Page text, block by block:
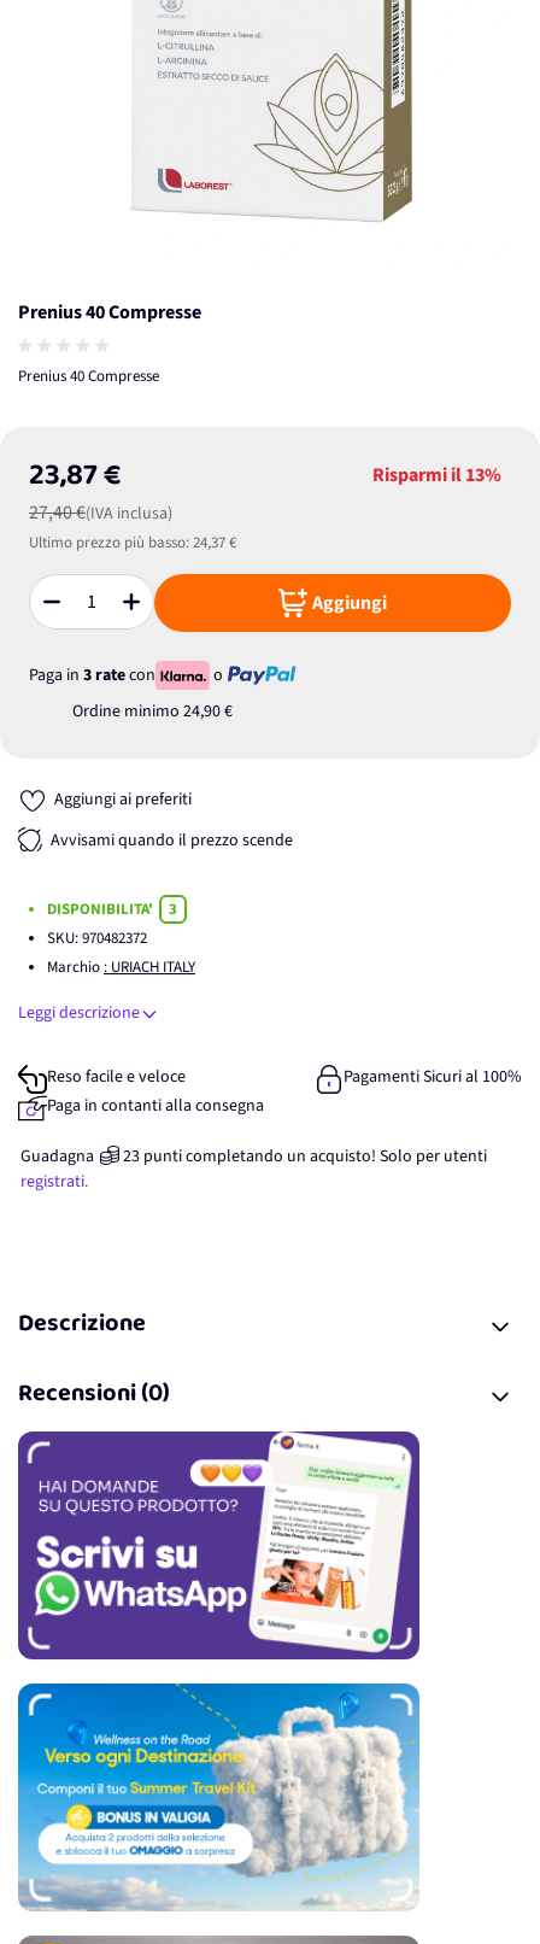
Prenius 40 Compresse
Prenius 40 Compresse
23,87 €
27,40 €(IVA inclusa)
Risparmi il13%
Ultimo prezzo più basso:24,37 €
Quantità Aggiungi
Paga in 3 ratecon
o
Ordine minimo 24,90 €
Aggiungi ai preferiti
Avvisami quando il prezzo scende
DISPONIBILITA'
3
SKU:970482372
Marchio : URIACH ITALY
Leggi descrizione
Reso facile e veloce
Pagamenti Sicuri al 100%
Paga in contanti alla consegna
Guadagna 23 punticompletando un acquisto! Solo per utenti
registrati.
Descrizione
Recensioni (0)